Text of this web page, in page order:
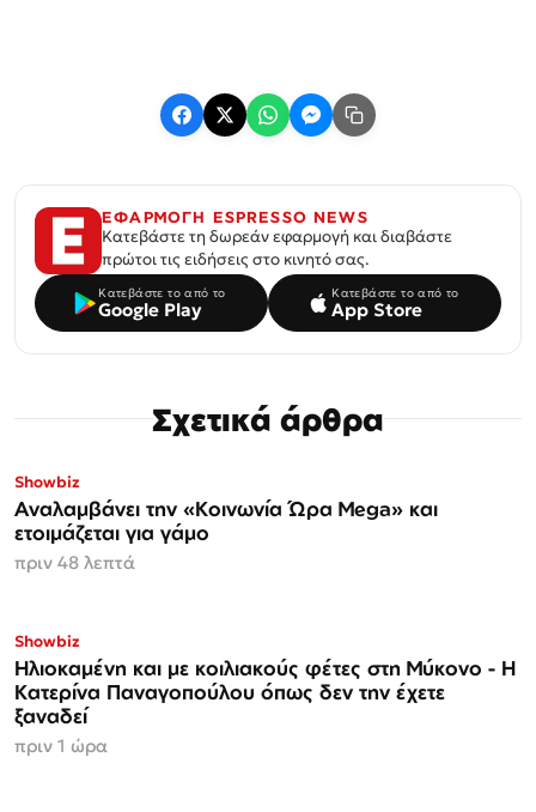
ΕΦΑΡΜΟΓΗ ESPRESSO NEWS
Κατεβάστε τη δωρεάν εφαρμογή και διαβάστε
πρώτοι τις ειδήσεις στο κινητό σας.
Κατεβάστε το από το
Google Play
Κατεβάστε το από το
App Store
Σχετικά άρθρα
Showbiz
Αναλαμβάνει την «Κοινωνία Ώρα Mega» και
ετοιμάζεται για γάμο
πριν 48 λεπτά
Showbiz
Ηλιοκαμένη και με κοιλιακούς φέτες στη Μύκονο - Η
Κατερίνα Παναγοπούλου όπως δεν την έχετε
ξαναδεί
πριν 1 ώρα